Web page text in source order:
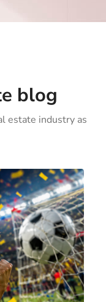
blog
estate industry as